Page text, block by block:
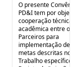
O presente
PD&I tem por
cooperação técnica
acadêmica entre os
Parceiros para
implementação de
metas descritas no
Trabalho específico